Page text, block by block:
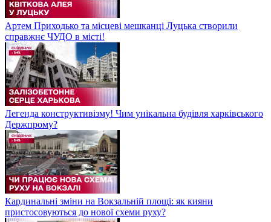
Артем Приходько та місцеві мешканці Луцька створили
справжнє ЧУДО в місті!
Легенда конструктивізму! Чим унікальна будівля харківського
Держпрому?
Кардинальні зміни на Вокзальній площі: як кияни
пристосовуються до нової схеми руху?